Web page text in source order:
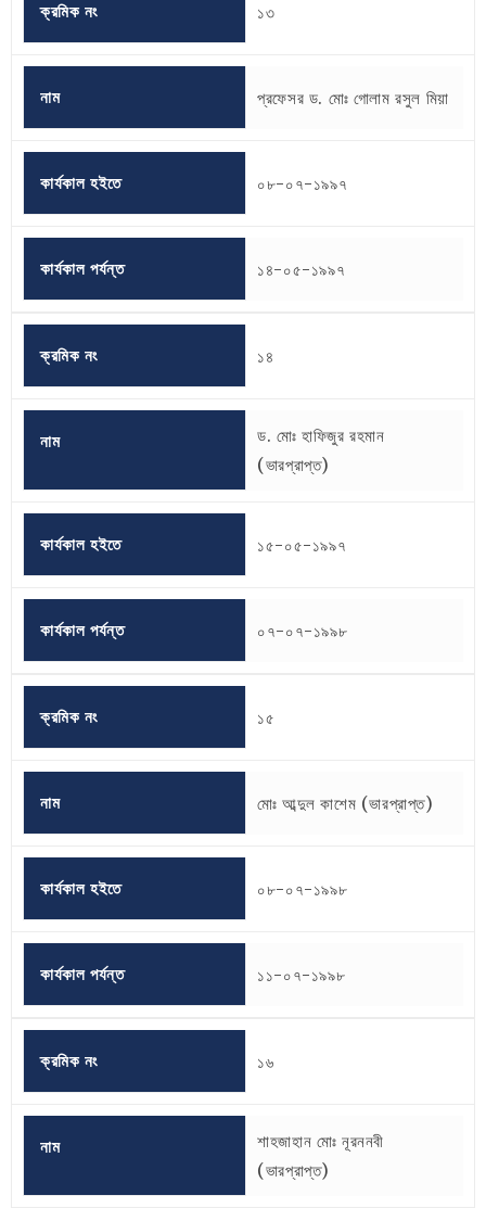
ক্রমিক নং ১৩
নাম প্রফেসর ড. মোঃ গোলাম রসুল মিয়া
কার্যকাল হইতে ০৮-০৭-১৯৯৭
কার্যকাল পর্যন্ত ১৪-০৫-১৯৯৭
ক্রমিক নং ১৪
নাম
ড. মোঃ হাফিজুর রহমান
(ভারপ্রাপ্ত)
কার্যকাল হইতে ১৫-০৫-১৯৯৭
কার্যকাল পর্যন্ত ০৭-০৭-১৯৯৮
ক্রমিক নং ১৫
নাম মোঃ আব্দুল কাশেম (ভারপ্রাপ্ত)
কার্যকাল হইতে ০৮-০৭-১৯৯৮
কার্যকাল পর্যন্ত ১১-০৭-১৯৯৮
ক্রমিক নং ১৬
নাম
শাহজাহান মোঃ নূরননবী
(ভারপ্রাপ্ত)